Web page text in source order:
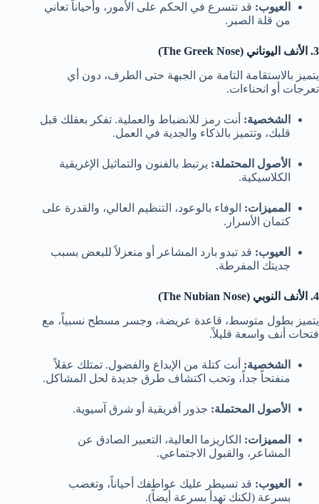
العيوب: قد تتسرع في الحكم على الأمور، وأحياناً تعاني
من قلة الصبر.
3. الأنف اليوناني (The Greek Nose)
يتميز بالاستقامة التامة من الجبهة حتى الطرف، دون أي
تعرجات أو انحناءات.
الشخصية: أنت رمز للانضباط والعملية. تفكر بعقلك قبل
قلبك، وتتميز بالذكاء والجدية في العمل.
الأصول المحتملة: يرتبط بالفنون والتماثيل الإغريقية
الكلاسيكية.
المميزات: الوفاء بالوعود، التنظيم العالي، والقدرة على
كتمان الأسرار.
العيوب: قد تبدو بارد المشاعر أو منعزلاً للبعض بسبب
جديتك المفرطة.
4. الأنف النوبي (The Nubian Nose)
يتميز بطول متوسط، قاعدة عريضة، وجسر مسطح نسبياً، مع
فتحات أنف واسعة قليلاً.
الشخصية: أنت كتلة من الإبداع والفضول. تمتلك عقلاً
منفتحاً جداً، وتحب اكتشاف طرق جديدة لحل المشاكل.
الأصول المحتملة: جذور أفريقية أو شرق آسيوية.
المميزات: الكاريزما العالية، التعبير الصادق عن
المشاعر، والقبول الاجتماعي.
العيوب: قد تسيطر عليك عواطفك أحياناً، وتغضب
بسرعة (لكنك تهدأ بسرعة أيضاً).